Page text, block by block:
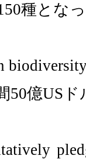
種とな
50億US